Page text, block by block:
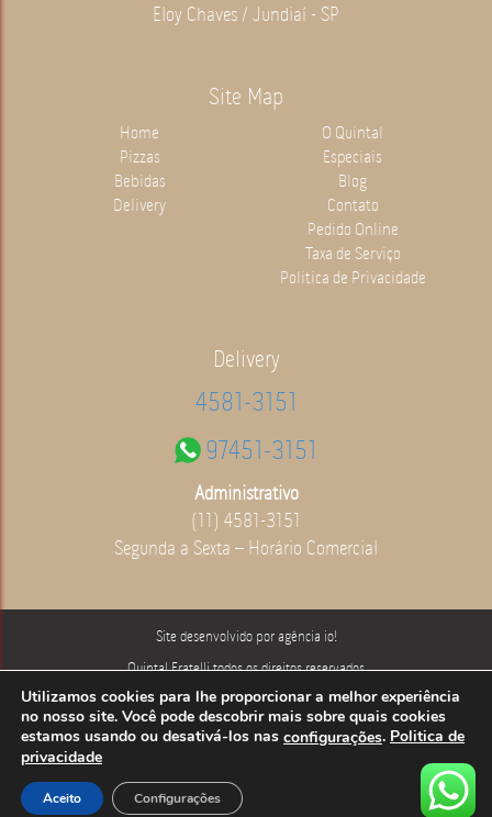
Eloy Chaves / Jundiaí - SP
Site Map
Home
Pizzas
Bebidas
Delivery
O Quintal
Especiais
Blog
Contato
Pedido Online
Taxa de Serviço
Politica de Privacidade
Delivery
4581-3151
97451-3151
Administrativo
(11) 4581-3151
Segunda a Sexta – Horário Comercial
Site desenvolvido poragência io!
Quintal Fratelli todos os direitos reservados
Siga-nos
Utilizamos cookies para lhe proporcionar a melhor experiência
no nosso site. Você pode descobrir mais sobre quais cookies
estamos usando ou desativá-los nas configurações. Politica de
privacidade
Aceito Configurações